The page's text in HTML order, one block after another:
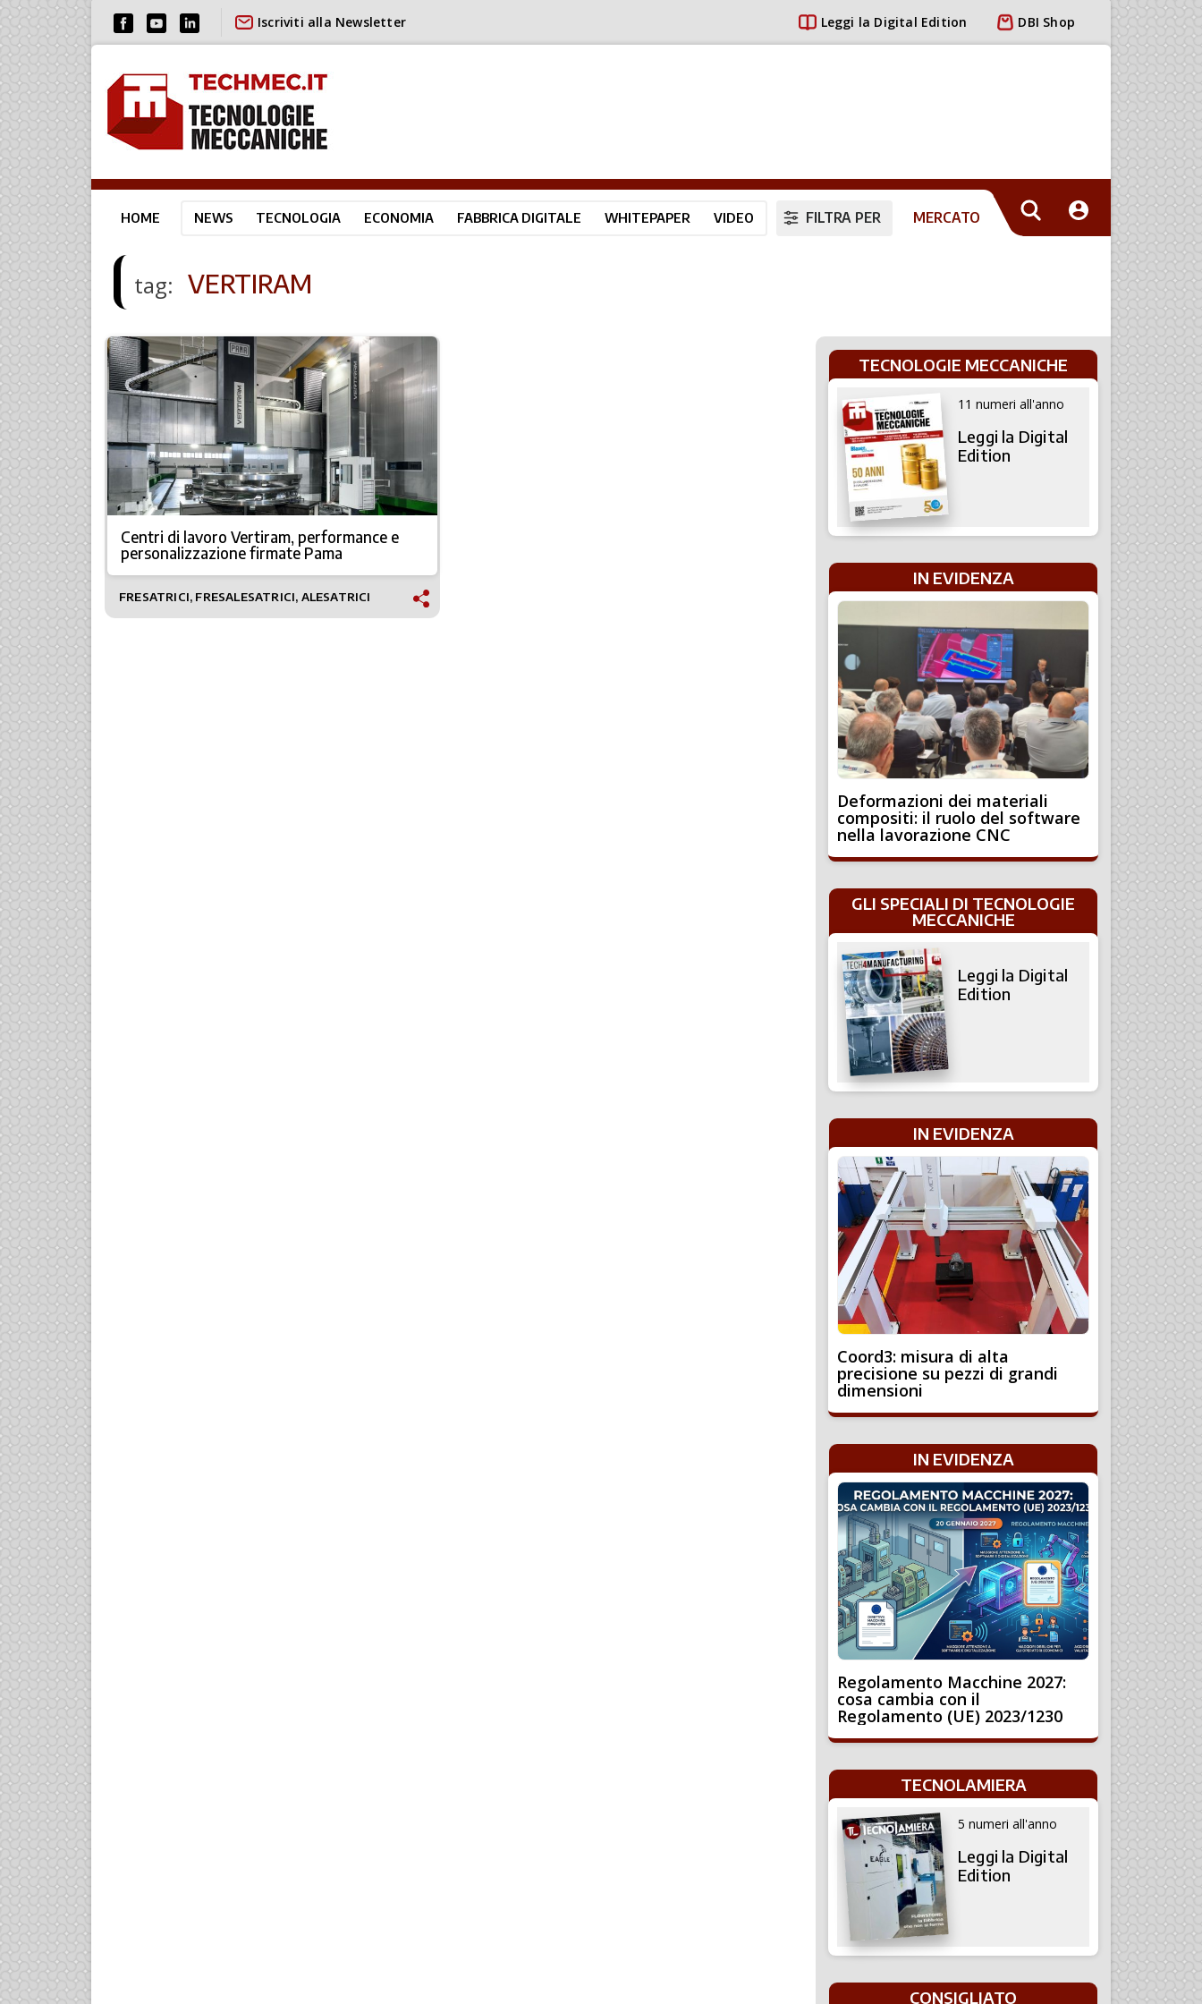
Iscriviti alla Newsletter Leggi la Digital Edition DBI Shop
HOME NEWS TECNOLOGIA ECONOMIA FABBRICA DIGITALE WHITEPAPER VIDEO FILTRA PER MERCATO
tag: VERTIRAM
Centri di lavoro Vertiram, performance e
personalizzazione firmate Pama
FRESATRICI, FRESALESATRICI, ALESATRICI
TECNOLOGIE MECCANICHE
11 numeri all'anno
Leggi la Digital
Edition
IN EVIDENZA
Deformazioni dei materiali
compositi: il ruolo del software
nella lavorazione CNC
GLI SPECIALI DI TECNOLOGIE
MECCANICHE
Leggi la Digital
Edition
IN EVIDENZA
Coord3: misura di alta
precisione su pezzi di grandi
dimensioni
IN EVIDENZA
Regolamento Macchine 2027:
cosa cambia con il
Regolamento (UE) 2023/1230
TECNOLAMIERA
5 numeri all'anno
Leggi la Digital
Edition
CONSIGLIATO